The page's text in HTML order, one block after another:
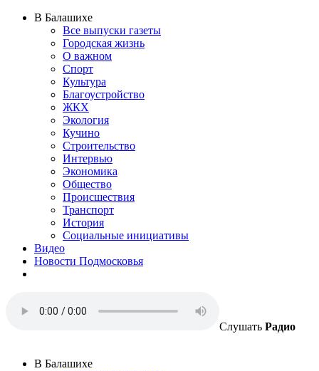
В Балашихе
Все выпуски газеты
Городская жизнь
О важном
Спорт
Культура
Благоустройство
ЖКХ
Экология
Кучино
Строительство
Интервью
Экономика
Общество
Происшествия
Транспорт
История
Социальные инициативы
Видео
Новости Подмосковья
Слушать Радио
В Балашихе